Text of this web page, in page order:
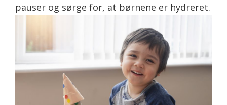
pauser og sørge for, at børnene er hydreret.